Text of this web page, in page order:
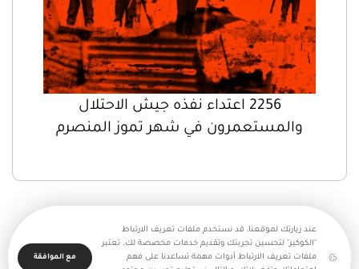
2256 اعتداء نفذه جيش الاحتلال
والمستعمرون في شهر تموز المنصرم
عند زيارتك لموقعنا، قد نستخدم ملفات تعريف الارتباط
"الكوكيز" لتحسين تجربتك وتقديم خدمات مخصصة لك. تعتبر
ملفات تعريف الارتباط أدوات مهمة تساعدنا على فهم
مع الموافقة